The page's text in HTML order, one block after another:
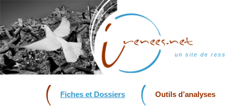
un site de
Fiches et Dossiers Outils d’analyses